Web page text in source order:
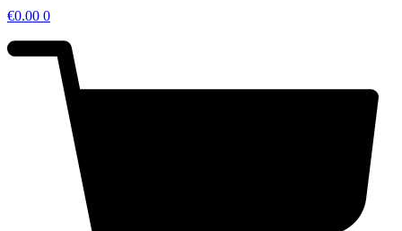
€0.00 0